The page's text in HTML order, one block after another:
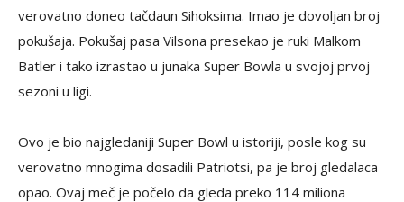
verovatno doneo tačdaun Sihoksima. Imao je dovoljan broj
pokušaja. Pokušaj pasa Vilsona presekao je ruki Malkom
Batler i tako izrastao u junaka Super Bowla u svojoj prvoj
sezoni u ligi.
Ovo je bio najgledaniji Super Bowl u istoriji, posle kog su
verovatno mnogima dosadili Patriotsi, pa je broj gledalaca
opao. Ovaj meč je počelo da gleda preko 114 miliona